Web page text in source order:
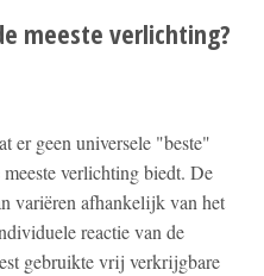
meeste verlichting?
er geen universele "beste"
verlichting biedt. De
variëren afhankelijk van het
reactie van de
gebruikte vrij verkrijgbare